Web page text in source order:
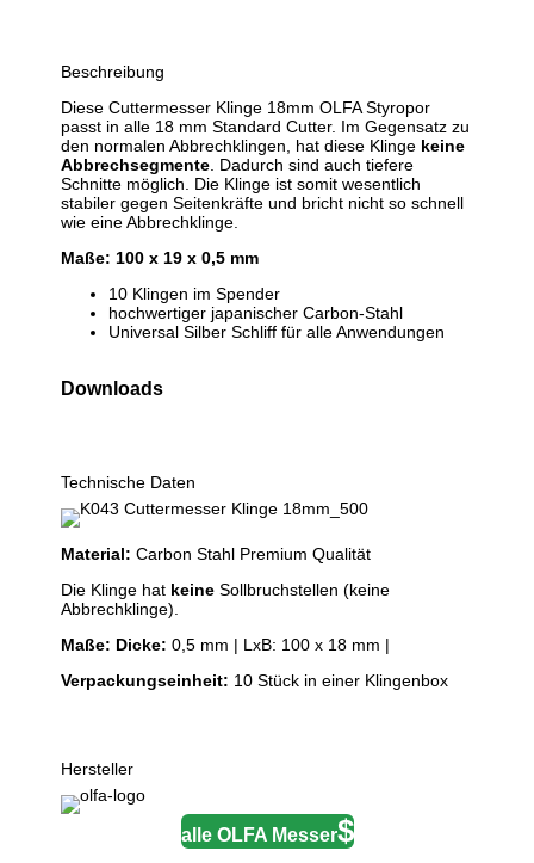
Beschreibung
Diese Cuttermesser Klinge 18mm OLFA Styropor
passt in alle 18 mm Standard Cutter. Im Gegensatz zu
den normalen Abbrechklingen, hat diese Klinge keine
Abbrechsegmente . Dadurch sind auch tiefere
Schnitte möglich. Die Klinge ist somit wesentlich
stabiler gegen Seitenkräfte und bricht nicht so schnell
wie eine Abbrechklinge.
Maße: 100 x 19 x 0,5 mm
10 Klingen im Spender
hochwertiger japanischer Carbon-Stahl
Universal Silber Schliff für alle Anwendungen
Downloads
Technische Daten
Material: Carbon Stahl Premium Qualität
Die Klinge hat keine Sollbruchstellen (keine
Abbrechklinge).
Maße: Dicke: 0,5 mm | LxB: 100 x 18 mm |
Verpackungseinheit: 10 Stück in einer Klingenbox
Hersteller
alle OLFA Messer